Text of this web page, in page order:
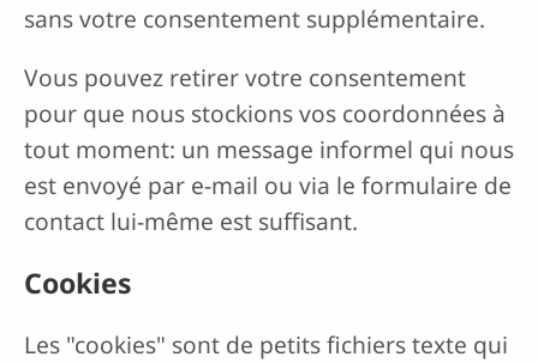
sans votre consentement supplémentaire.
Vous pouvez retirer votre consentement
pour que nous stockions vos coordonnées à
tout moment: un message informel qui nous
est envoyé par e-mail ou via le formulaire de
contact lui-même est suffisant.
Cookies
Les "cookies" sont de petits fichiers texte qui